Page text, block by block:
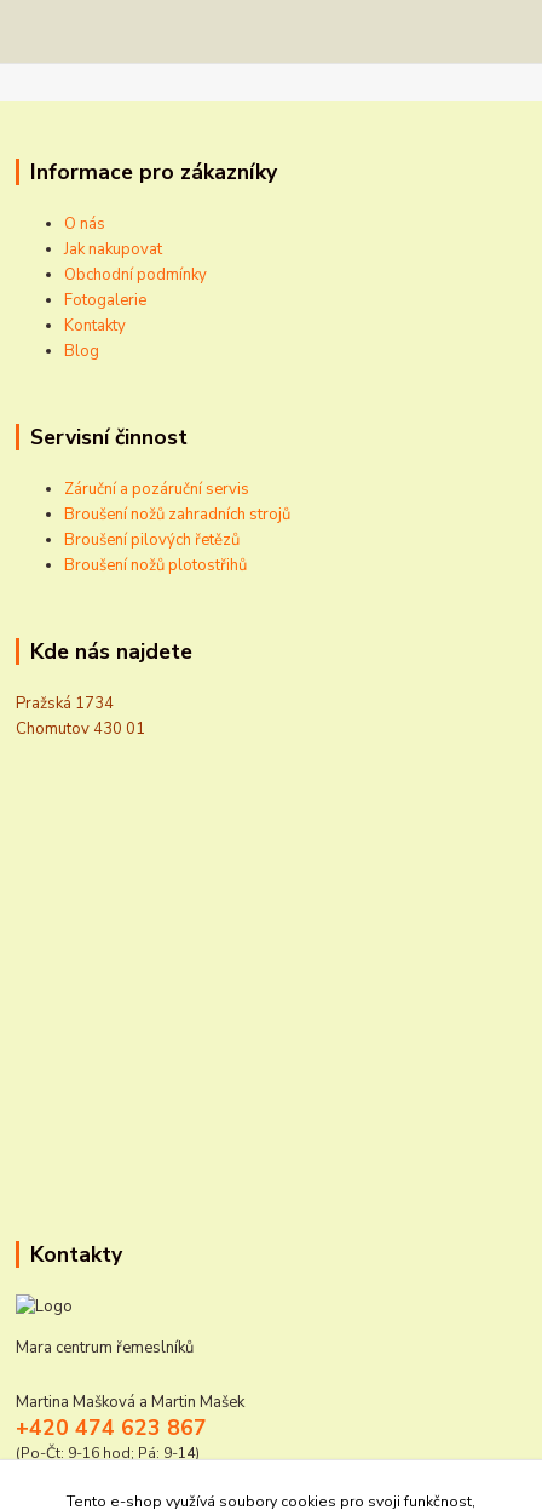
Informace pro zákazníky
O nás
Jak nakupovat
Obchodní podmínky
Fotogalerie
Kontakty
Blog
Servisní činnost
Záruční a pozáruční servis
Broušení nožů zahradních strojů
Broušení pilových řetězů
Broušení nožů plotostřihů
Kde nás najdete
Pražská 1734
Chomutov 430 01
Kontakty
Mara centrum řemeslníků
Martina Mašková a Martin Mašek
+420 474 623 867
(Po-Čt: 9-16 hod; Pá: 9-14)
mara@elektro-naradi.cz
Tento e-shop využívá soubory cookies pro svoji funkčnost,